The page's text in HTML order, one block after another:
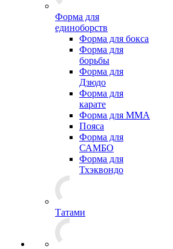
Форма для
единоборств
Форма для бокса
Форма для
борьбы
Форма для
Дзюдо
Форма для
карате
Форма для MMA
Пояса
Форма для
САМБО
Форма для
Тхэквондо
Татами